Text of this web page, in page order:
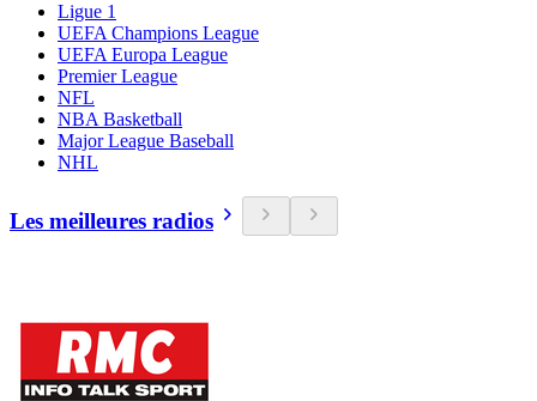
Ligue 1
UEFA Champions League
UEFA Europa League
Premier League
NFL
NBA Basketball
Major League Baseball
NHL
Les meilleures radios